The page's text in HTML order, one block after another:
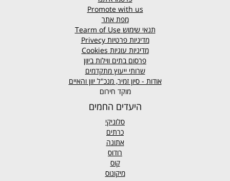
Promote with us
מפת אתר
תנאי שימוש
מדיניות פרטיות Privecy
מדיניות עוגיות Cookies
פרסום בתים ווילות ביוון
שרותי ייעוץ מתקדמים
אודות - סיון זמיר, מנכ"ל יוון והאיים
מוקד חירום
היעדים החמים
סלוניקי
כרתים
אתונה
רודוס
קוס
מיקונוס